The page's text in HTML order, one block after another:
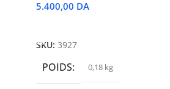
5.400,00 DA
SKU: 3927
POIDS 0,18 kg